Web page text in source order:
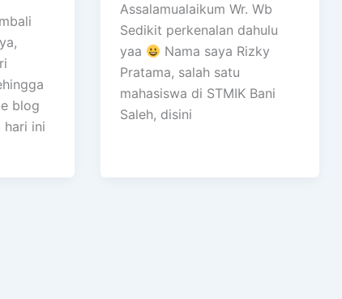
blog
hari ini
Assalamualaikum Wr. Wb
Sedikit perkenalan dahulu
yaa
Nama saya Rizky
Pratama, salah satu
mahasiswa di STMIK Bani
Saleh, disini